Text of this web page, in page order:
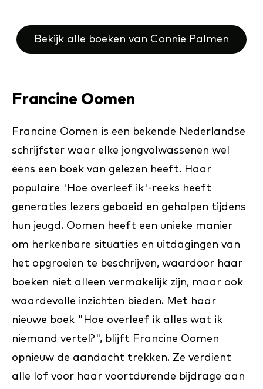
Bekijk alle boeken van Connie Palmen
Francine Oomen
Francine Oomen is een bekende Nederlandse
schrijfster waar elke jongvolwassenen wel
eens een boek van gelezen heeft. Haar
populaire 'Hoe overleef ik'-reeks heeft
generaties lezers geboeid en geholpen tijdens
hun jeugd. Oomen heeft een unieke manier
om herkenbare situaties en uitdagingen van
het opgroeien te beschrijven, waardoor haar
boeken niet alleen vermakelijk zijn, maar ook
waardevolle inzichten bieden. Met haar
nieuwe boek "Hoe overleef ik alles wat ik
niemand vertel?", blijft Francine Oomen
opnieuw de aandacht trekken. Ze verdient
alle lof voor haar voortdurende bijdrage aan